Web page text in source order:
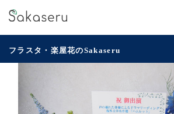
フラスタ・楽屋花のSakaseru